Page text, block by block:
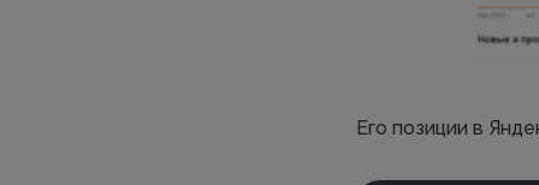
Его позиции в